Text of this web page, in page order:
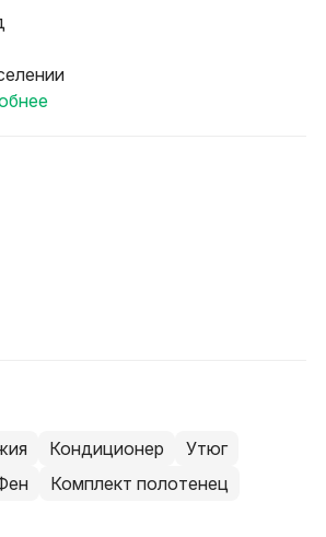
Кондиционер
Утюг
Комплект полотенец